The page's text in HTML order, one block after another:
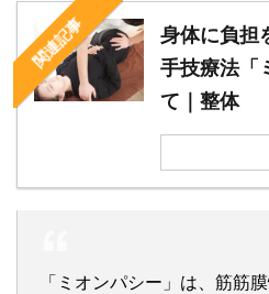
関連記事
身体に負担
手技療法「
て｜整体
「ミオンパシー」は、筋筋